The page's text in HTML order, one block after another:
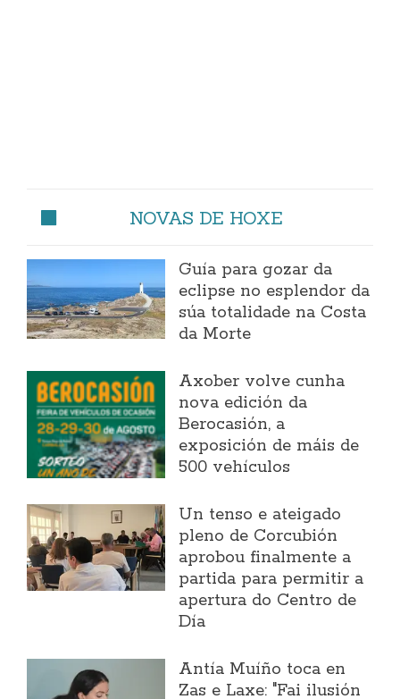
NOVAS DE HOXE
Guía para gozar da
eclipse no esplendor da
súa totalidade na Costa
da Morte
Axober volve cunha
nova edición da
Berocasión, a
exposición de máis de
500 vehículos
Un tenso e ateigado
pleno de Corcubión
aprobou finalmente a
partida para permitir a
apertura do Centro de
Día
Antía Muíño toca en
Zas e Laxe: "Fai ilusión